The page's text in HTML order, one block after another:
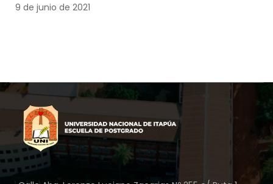
FACTIBILIDAD DEL USO DE ENERGÍA
ENCARNACIÓN
9 de junio de 2021